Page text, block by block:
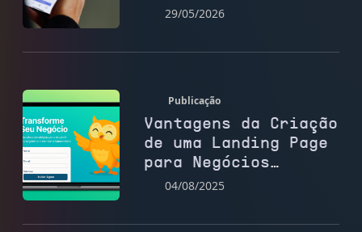
29/05/2026
Publicação
Vantagens da Criação
de uma Landing Page
para Negócios
Digitais
04/08/2025